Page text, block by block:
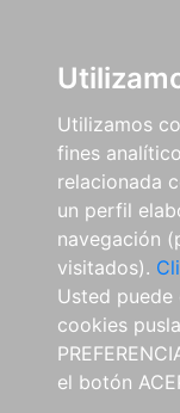
Utilizamos
fines
relacionada
un perfil
navegación
visitados).
Usted
cookies
el botón